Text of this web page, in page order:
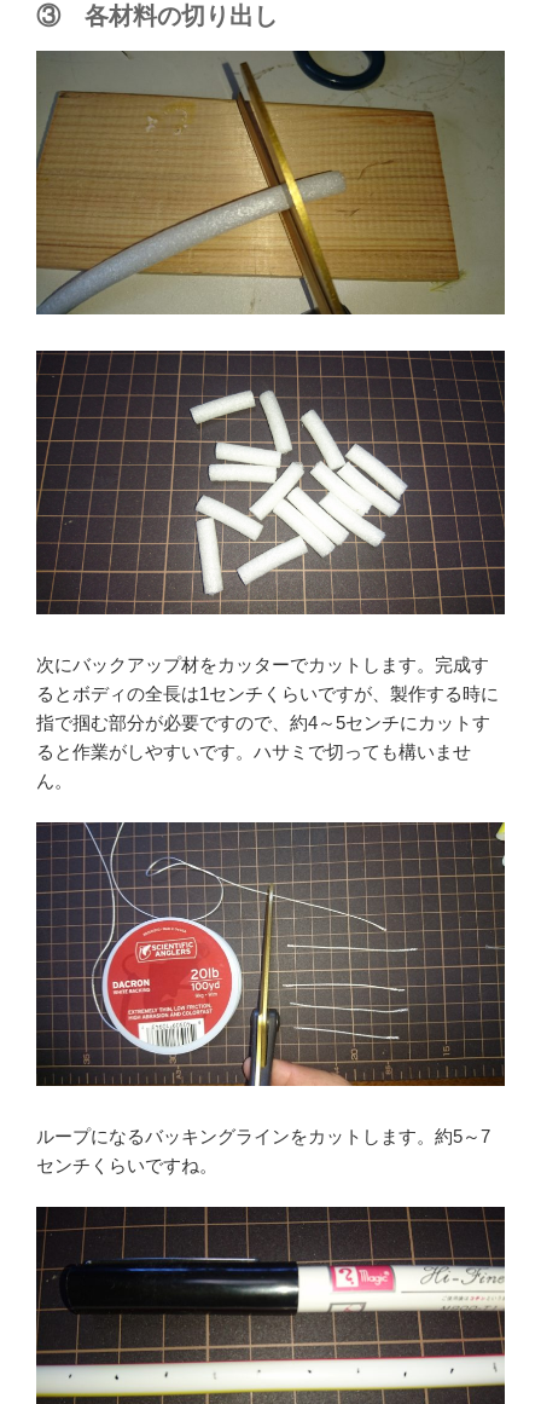
③ 各材料の切り出し
次にバックアップ材をカッターでカットします。完成す
るとボディの全長は1センチくらいですが、製作する時に
指で掴む部分が必要ですので、約4～5センチにカットす
ると作業がしやすいです。ハサミで切っても構いませ
ん。
ループになるバッキングラインをカットします。約5～7
センチくらいですね。